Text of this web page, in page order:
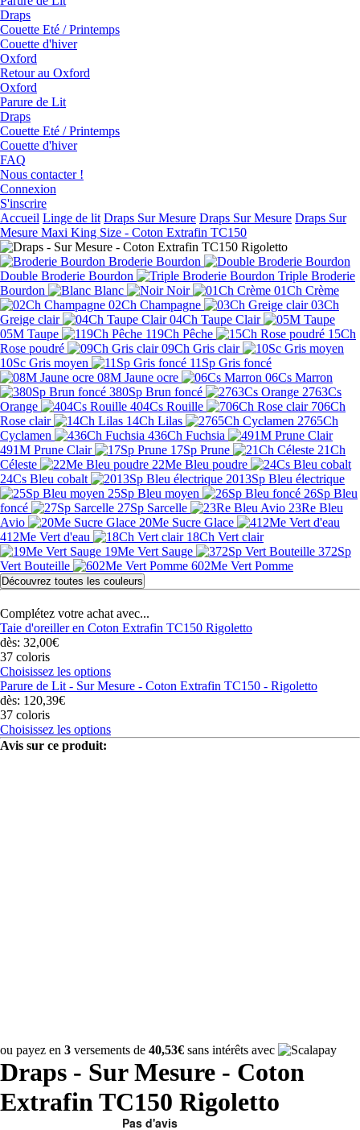
Draps
Couette Eté / Printemps
Couette d'hiver
Oxford
Retour au Oxford
Oxford
Parure de Lit
Draps
Couette Eté / Printemps
Couette d'hiver
FAQ
Nous contacter !
Connexion
S'inscrire
Accueil Linge de lit Draps Sur Mesure Draps Sur Mesure Draps Sur
Mesure Maxi King Size - Coton Extrafin TC150
Broderie Bourdon
Double Broderie Bourdon
Triple Broderie
Bourdon
Blanc Noir
01Ch Crème
02Ch Champagne
03Ch
Greige clair
04Ch Taupe Clair
05M Taupe
119Ch Pêche
15Ch
Rose poudré
09Ch Gris clair
10Sc Gris moyen
11Sp Gris foncé
08M Jaune ocre
06Cs Marron
380Sp Brun foncé
2763Cs
Orange
404Cs Rouille
706Ch
Rose clair
14Ch Lilas
2765Ch
Cyclamen
436Ch Fuchsia
491M Prune Clair
17Sp Prune
21Ch
Céleste
22Me Bleu poudre
24Cs Bleu cobalt
2013Sp Bleu électrique
25Sp Bleu moyen
26Sp Bleu
foncé
27Sp Sarcelle
23Re Bleu
Avio
20Me Sucre Glace
412Me Vert d'eau
18Ch Vert clair
19Me Vert Sauge
372Sp
Vert Bouteille
602Me Vert Pomme
Découvrez toutes les couleurs
Complétez votre achat avec...
Taie d'oreiller en Coton Extrafin TC150 Rigoletto
dès: 32,00€
37 coloris
Choisissez les options
Parure de Lit - Sur Mesure - Coton Extrafin TC150 - Rigoletto
dès: 120,39€
37 coloris
Choisissez les options
Avis sur ce produit:
ou payez en 3 versements de 40,53€ sans intérêts avec
Draps - Sur Mesure - Coton
Extrafin TC150 Rigoletto